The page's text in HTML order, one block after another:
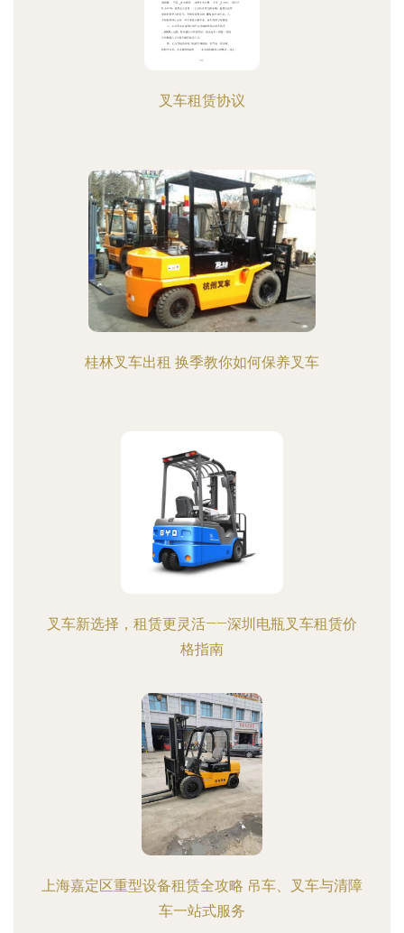
叉车租赁协议
桂林叉车出租 换季教你如何保养叉车
叉车新选择，租赁更灵活——深圳电瓶叉车租赁价
格指南
上海嘉定区重型设备租赁全攻略 吊车、叉车与清障
车一站式服务